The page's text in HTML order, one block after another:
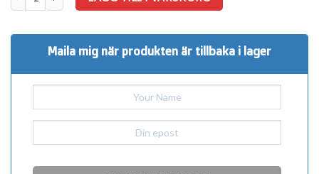
Maila mig när produkten är tillbaka i lager